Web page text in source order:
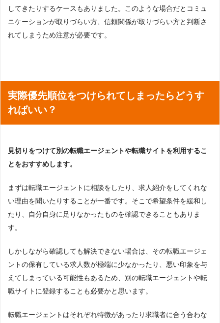
してきたりするケースもありました。このような場合だとコミュ
ニケーションが取りづらい方、信頼関係が取りづらい方と判断さ
れてしまうため注意が必要です。
実際優先順位をつけられてしまったらどうす
ればいい？
見切りをつけて別の転職エージェントや転職サイトを利用するこ
とをおすすめします。
まずは転職エージェントに相談をしたり、求人紹介をしてくれな
い理由を聞いたりすることが一番です。そこで希望条件を緩和し
たり、自分自身に足りなかったものを確認できることもありま
す。
しかしながら確認しても解決できない場合は、その転職エージェ
ントの保有している求人数が極端に少なかったり、悪い印象を与
えてしまっている可能性もあるため、別の転職エージェントや転
職サイトに登録することも必要かと思います。
転職エージェントはそれぞれ特徴があったり求職者に合う合わな